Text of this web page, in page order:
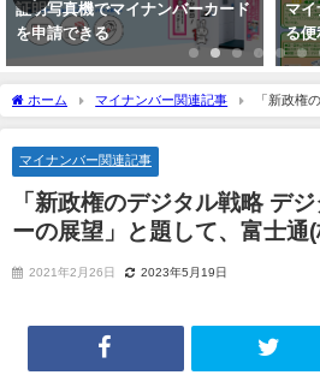
証明写真機でマイナンバーカード
を申請できる
マ
る便
ホーム マイナンバー関連記事 「新政権
ンバーの展望」と題して、富士通(株) 行政ビジネス
マイナンバー関連記事
「新政権のデジタル戦略 デ
ーの展望」と題して、富士通
2021年2月26日 2023年5月19日